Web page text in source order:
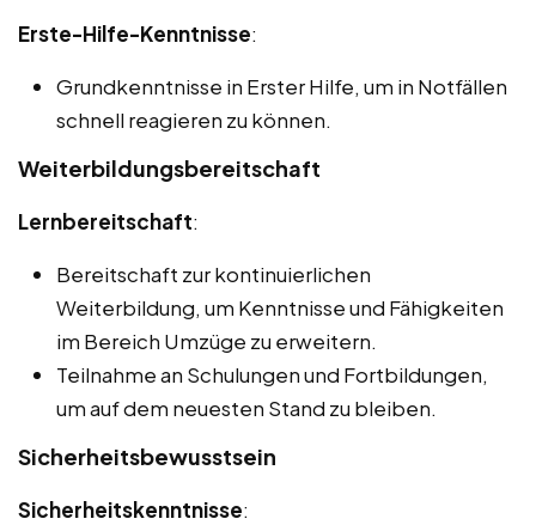
Erste-Hilfe-Kenntnisse:
Grundkenntnisse in Erster Hilfe, um in Notfällen
schnell reagieren zu können.
Weiterbildungsbereitschaft
Lernbereitschaft:
Bereitschaft zur kontinuierlichen
Weiterbildung, um Kenntnisse und Fähigkeiten
im Bereich Umzüge zu erweitern.
Teilnahme an Schulungen und Fortbildungen,
um auf dem neuesten Stand zu bleiben.
Sicherheitsbewusstsein
Sicherheitskenntnisse: